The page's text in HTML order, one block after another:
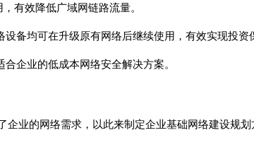
有效降低广域网链路流量。
备均可在升级原有网络后继续使用，有效实现投资
企业的低成本网络安全解决方案。
企业的网络需求，以此来制定企业基础网络建设规